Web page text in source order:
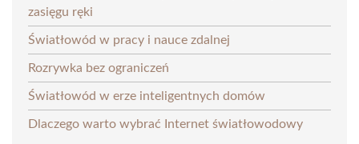
zasięgu ręki
Światłowód w pracy i nauce zdalnej
Rozrywka bez ograniczeń
Światłowód w erze inteligentnych domów
Dlaczego warto wybrać Internet światłowodowy